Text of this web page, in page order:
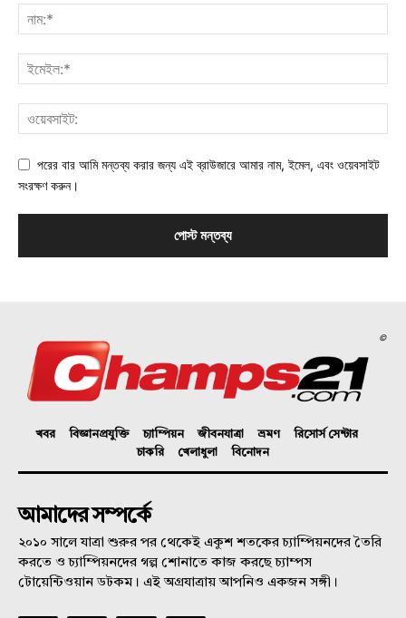
পরের বার আমি মন্তব্য করার জন্য এই ব্রাউজারে আমার নাম, ইমেল, এবং ওয়েবসাইট
সংরক্ষণ করুন।
©
খবর বিজ্ঞানপ্রযুক্তি চ্যাম্পিয়ন জীবনযাত্রা ভ্রমণ
রিসোর্স সেন্টার
চাকরি
খেলাধুলা বিনোদন
আমাদের সম্পর্কে
২০১০ সালে যাত্রা শুরুর পর থেকেই একুশ শতকের চ্যাম্পিয়নদের তৈরি
করতে ও চ্যাম্পিয়নদের গল্প শোনাতে কাজ করছে চ্যাম্পস
টোয়েন্টিওয়ান ডটকম। এই অগ্রযাত্রায় আপনিও একজন সঙ্গী।